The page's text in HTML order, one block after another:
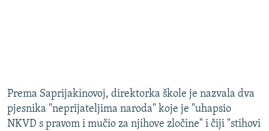
Prema Saprijakinovoj, direktorka škole je nazvala dva
pjesnika "neprijateljima naroda" koje je "uhapsio
NKVD s pravom i mučio za njihove zločine" i čiji "stihovi